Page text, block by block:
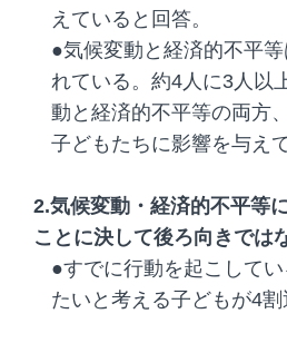
えていると回答。
●気候変動と経済的不平
れている。約4人に3人以
動と経済的不平等の両方
子どもたちに影響を与え
2.気候変動・経済的不平等
ことに決して後ろ向きでは
●すでに行動を起こして
たいと考える子どもが4